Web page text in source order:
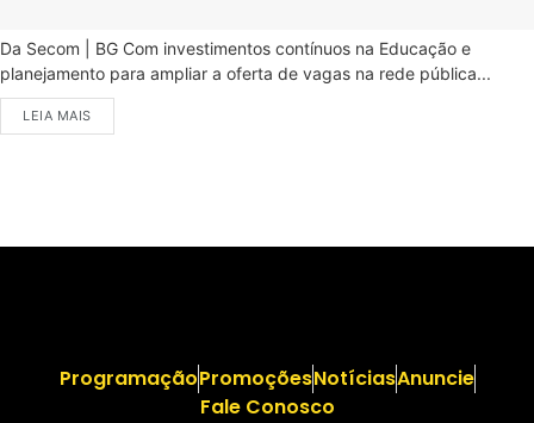
Da Secom | BG Com investimentos contínuos na Educação e
planejamento para ampliar a oferta de vagas na rede pública...
LEIA MAIS
ProgramaçãoPromoçõesNotíciasAnuncie
Fale Conosco